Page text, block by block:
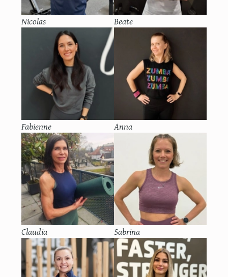
Nicolas Beate
Fabienne Anna
Claudia Sabrina